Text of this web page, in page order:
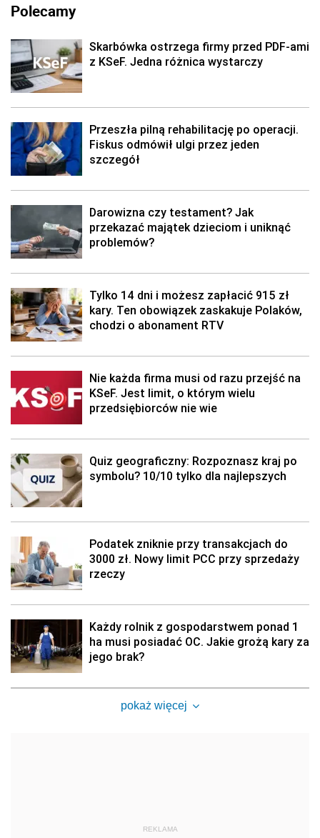
Polecamy
Skarbówka ostrzega firmy przed PDF-ami
z KSeF. Jedna różnica wystarczy
Przeszła pilną rehabilitację po operacji.
Fiskus odmówił ulgi przez jeden
szczegół
Darowizna czy testament? Jak
przekazać majątek dzieciom i uniknąć
problemów?
Tylko 14 dni i możesz zapłacić 915 zł
kary. Ten obowiązek zaskakuje Polaków,
chodzi o abonament RTV
Nie każda firma musi od razu przejść na
KSeF. Jest limit, o którym wielu
przedsiębiorców nie wie
Quiz geograficzny: Rozpoznasz kraj po
symbolu? 10/10 tylko dla najlepszych
Podatek zniknie przy transakcjach do
3000 zł. Nowy limit PCC przy sprzedaży
rzeczy
Każdy rolnik z gospodarstwem ponad 1
ha musi posiadać OC. Jakie grożą kary za
jego brak?
pokaż więcej
REKLAMA